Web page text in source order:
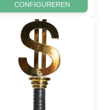
CONFIGUREREN